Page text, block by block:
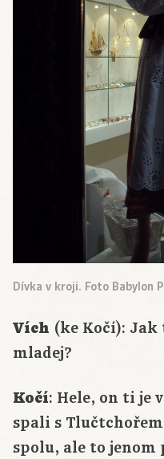
Dívka v kroji. Foto Babylon
Vích (ke Kočí): Jak
mladej?
Kočí: Hele, on ti je
spali s
spolu, ale to jenom